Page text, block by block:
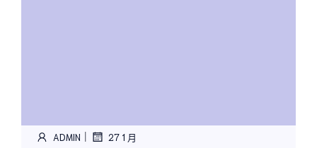
ADMIN | 27 1 月